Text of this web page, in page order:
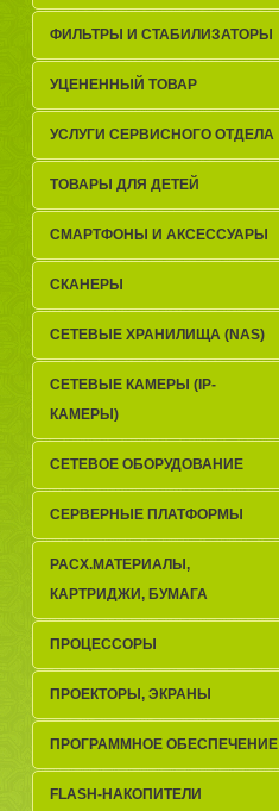
ФИЛЬТРЫ И СТАБИЛИЗАТОРЫ
УЦЕНЕННЫЙ ТОВАР
УСЛУГИ СЕРВИСНОГО ОТДЕЛА
ТОВАРЫ ДЛЯ ДЕТЕЙ
СМАРТФОНЫ И АКСЕССУАРЫ
СКАНЕРЫ
СЕТЕВЫЕ ХРАНИЛИЩА (NAS)
СЕТЕВЫЕ КАМЕРЫ (IP-
КАМЕРЫ)
СЕТЕВОЕ ОБОРУДОВАНИЕ
СЕРВЕРНЫЕ ПЛАТФОРМЫ
РАСХ.МАТЕРИАЛЫ,
КАРТРИДЖИ, БУМАГА
ПРОЦЕССОРЫ
ПРОЕКТОРЫ, ЭКРАНЫ
ПРОГРАММНОЕ ОБЕСПЕЧЕНИЕ
FLASH-НАКОПИТЕЛИ